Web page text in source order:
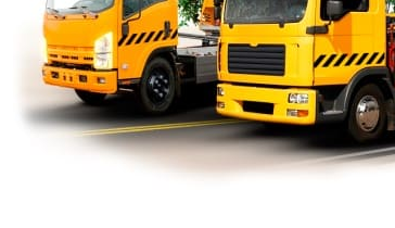
марок автомобиля – для Киа Рио, Ниссан
только, с любым кузовом. Современного класса
мощные эвакуаторы. Заказать дешево,
с большим и меньшим количеством сидений,
принимающим заказы, или отправить заявку
или получить информацию о ценах, оформить на